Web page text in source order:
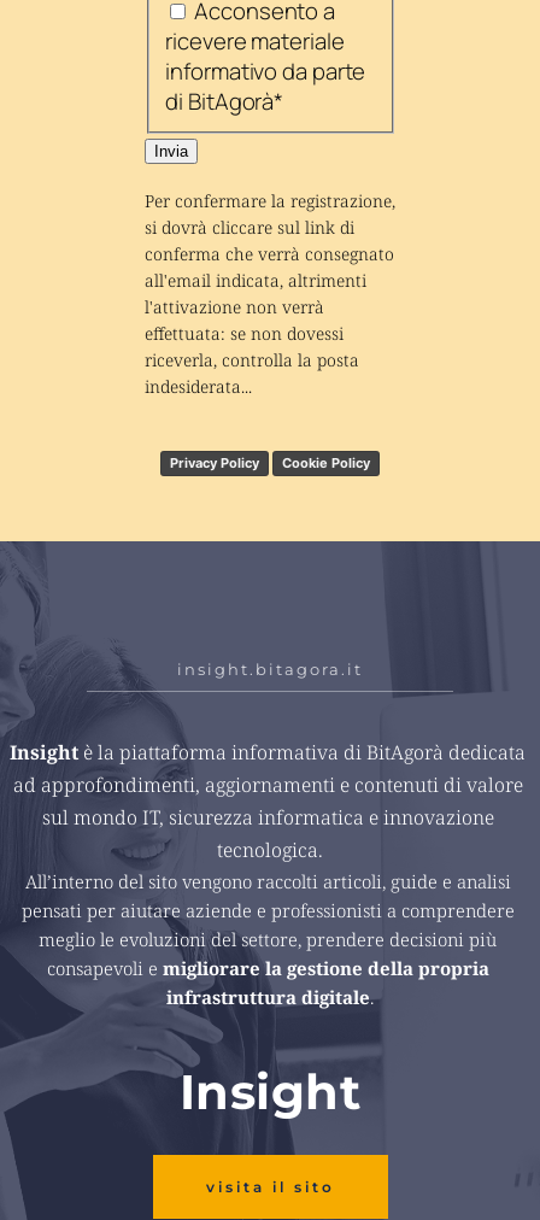
Acconsento a
ricevere materiale
informativo da parte
di BitAgorà*
Invia
Per confermare la registrazione,
si dovrà cliccare sul link di
conferma che verrà consegnato
all'email indicata, altrimenti
l'attivazione non verrà
effettuata: se non dovessi
riceverla, controlla la posta
indesiderata...
Privacy Policy Cookie Policy
insight.bitagora.it
Insight è la piattaforma informativa di BitAgorà dedicata
ad approfondimenti, aggiornamenti e contenuti di valore
sul mondo IT, sicurezza informatica e innovazione
tecnologica.
All’interno del sito vengono raccolti articoli, guide e analisi
pensati per aiutare aziende e professionisti a comprendere
meglio le evoluzioni del settore, prendere decisioni più
consapevoli e migliorare la gestione della propria
infrastruttura digitale.
Insight
visita il sito